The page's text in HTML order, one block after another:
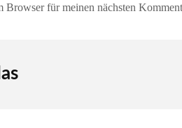
für meinen nächsten